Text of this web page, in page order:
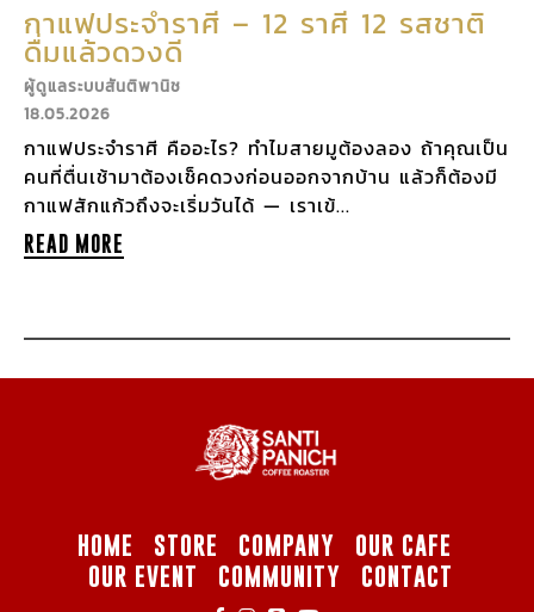
กาแฟประจำราศี – 12 ราศี 12 รสชาติ
ดื่มแล้วดวงดี
ผู้ดูแลระบบสันติพานิช
18.05.2026
กาแฟประจำราศี คืออะไร? ทำไมสายมูต้องลอง ถ้าคุณเป็น
คนที่ตื่นเช้ามาต้องเช็คดวงก่อนออกจากบ้าน แล้วก็ต้องมี
กาแฟสักแก้วถึงจะเริ่มวันได้ — เราเข้...
READ MORE
HOME STORE COMPANY
OUR CAFE
OUR EVENT
COMMUNITY CONTACT